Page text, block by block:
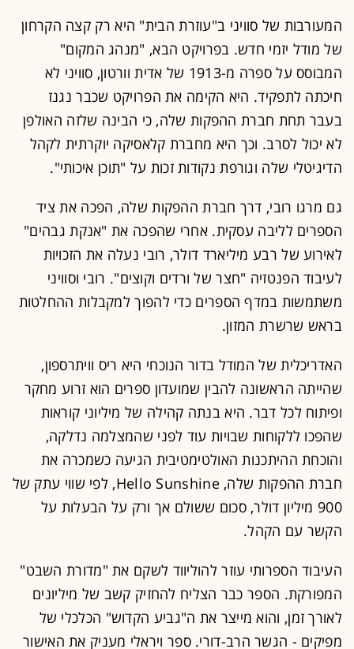
המעורבות של סוויני ב"עוזרת הבית" היא רק קצה הקרחון
של מודל יזמי חדש. בפרויקט הבא, "מנהג המקום"
המבוסס על ספרה מ-1913 של אדית וורטון, סוויני לא
חיכתה לתפקיד. היא הקימה את הפרויקט שכבר נגנז
בעבר תחת חברת ההפקות שלה, כי הבינה שלזה האולפן
לא יכול לסרב. וכך היא מחברת קלאסיקה יוקרתית לקהל
הדיגיטלי שלה וגורפת נקודות זכות על "תוכן איכותי".
גם מרגו רובי, דרך חברת ההפקות שלה, הפכה את ציד
הספרים לליבה עסקית. אחרי שהפכה את "אנקת גבהים"
לאירוע של רבע מיליארד דולר, רובי נעלה את הזכויות
לעיבוד הפנטזיה "חצר של ורדים וקוצים". רובי וסוויני
משתמשות במדף הספרים כדי להפוך למקבלות ההחלטות
בראש שרשרת המזון.
האדריכלית של המודל בדור הנוכחי היא ריס וויתרספון,
שהייתה הראשונה להבין שמועדון ספרים הוא זרוע מחקר
ופיתוח לכל דבר. היא בנתה קהילה של מיליוני קוראות
שהפכו ללקוחות שבויות עוד לפני שהמצלמה נדלקה,
והוכחת ההיתכנות האולטימטיבית הגיעה כשמכרה את
חברת ההפקות שלה, Hello Sunshine, לפי שווי עתק של
900 מיליון דולר, סכום ששולם אך ורק על הבעלות על
הקשר עם הקהל.
העיבוד הספרותי עוזר להוליווד לשקם את "מדורת השבט"
המפורקת. הספר כבר הצליח להחזיק קשב של מיליונים
לאורך זמן, והוא מייצר את ה"גביע הקדוש" הכלכלי של
מפיקים - הגשר הרב-דורי. ספר ויראלי מעניק את האישור